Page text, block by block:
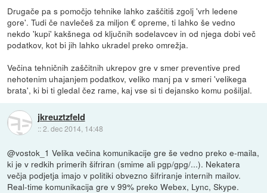
Drugače pa s pomočjo tehnike lahko zaščitiš zgolj 'vrh ledene
gore'. Tudi če navlečeš za miljon € opreme, ti lahko še vedno
nekdo 'kupi' kakšnega od ključnih sodelavcev in od njega dobi več
podatkov, kot bi jih lahko ukradel preko omrežja.
Večina tehničnih zaščitnih ukrepov gre v smer preventive pred
nehotenim uhajanjem podatkov, veliko manj pa v smeri 'velikega
brata', ki bi ti gledal čez rame, kaj vse si ti dejansko komu pošiljal.
jkreuztzfeld
::2. dec 2014, 14:48
@vostok_1 Velika večina komunikacije gre še vedno preko e-maila,
ki je v redkih primerih šifriran (smime ali pgp/gpg/...). Nekatera
večja podjetja imajo v politiki obvezno šifriranje internih mailov.
Real-time komunikacija gre v 99% preko Webex, Lync, Skype.